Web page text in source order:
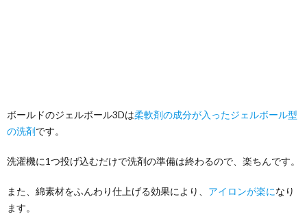
ボールドのジェルボール3Dは柔軟剤の成分が入ったジェルボール型
の洗剤です。
洗濯機に1つ投げ込むだけで洗剤の準備は終わるので、楽ちんです。
また、綿素材をふんわり仕上げる効果により、 アイロンが楽になり
ます。